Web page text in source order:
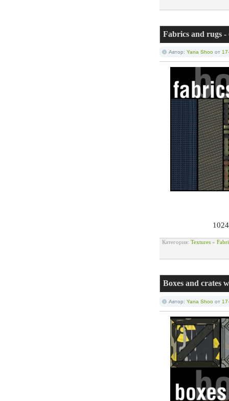
Fabrics and rugs
Автор: Yana Shoo от
Категория: Textures »
Boxes and crates
Автор: Yana Shoo от